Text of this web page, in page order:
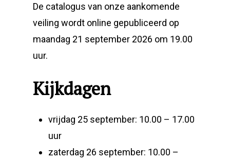
De catalogus van onze aankomende
veiling wordt online gepubliceerd op
maandag 21 september 2026 om 19.00
uur.
Kijkdagen
vrijdag 25 september: 10.00 – 17.00
uur
zaterdag 26 september: 10.00 –